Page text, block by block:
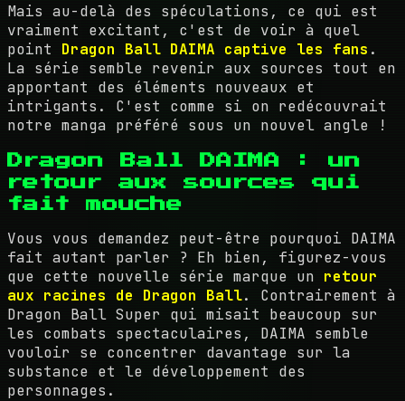
Mais au-delà des spéculations, ce qui est
vraiment excitant, c'est de voir à quel
point Dragon Ball DAIMA captive les fans .
La série semble revenir aux sources tout en
apportant des éléments nouveaux et
intrigants. C'est comme si on redécouvrait
notre manga préféré sous un nouvel angle !
Dragon Ball DAIMA : un
retour aux sources qui
fait mouche
Vous vous demandez peut-être pourquoi DAIMA
fait autant parler ? Eh bien, figurez-vous
que cette nouvelle série marque un retour
aux racines de Dragon Ball. Contrairement à
Dragon Ball Super qui misait beaucoup sur
les combats spectaculaires, DAIMA semble
vouloir se concentrer davantage sur la
substance et le développement des
personnages.